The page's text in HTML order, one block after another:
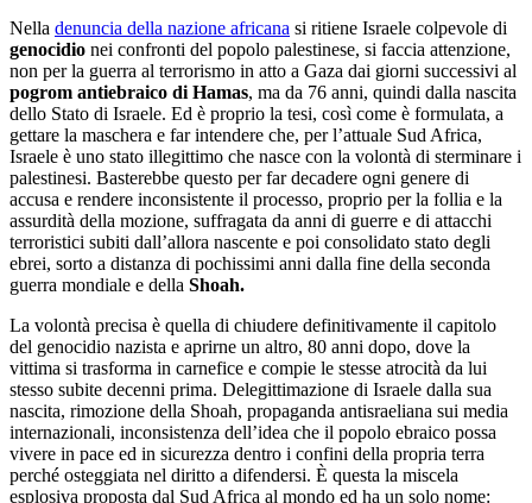
Nella denuncia della nazione africana si ritiene Israele colpevole di
genocidio nei confronti del popolo palestinese, si faccia attenzione,
non per la guerra al terrorismo in atto a Gaza dai giorni successivi al
pogrom antiebraico di Hamas, ma da 76 anni, quindi dalla nascita
dello Stato di Israele. Ed è proprio la tesi, così come è formulata, a
gettare la maschera e far intendere che, per l’attuale Sud Africa,
Israele è uno stato illegittimo che nasce con la volontà di sterminare i
palestinesi. Basterebbe questo per far decadere ogni genere di
accusa e rendere inconsistente il processo, proprio per la follia e la
assurdità della mozione, suffragata da anni di guerre e di attacchi
terroristici subiti dall’allora nascente e poi consolidato stato degli
ebrei, sorto a distanza di pochissimi anni dalla fine della seconda
guerra mondiale e della Shoah.
La volontà precisa è quella di chiudere definitivamente il capitolo
del genocidio nazista e aprirne un altro, 80 anni dopo, dove la
vittima si trasforma in carnefice e compie le stesse atrocità da lui
stesso subite decenni prima. Delegittimazione di Israele dalla sua
nascita, rimozione della Shoah, propaganda antisraeliana sui media
internazionali, inconsistenza dell’idea che il popolo ebraico possa
vivere in pace ed in sicurezza dentro i confini della propria terra
perché osteggiata nel diritto a difendersi. È questa la miscela
esplosiva proposta dal Sud Africa al mondo ed ha un solo nome: